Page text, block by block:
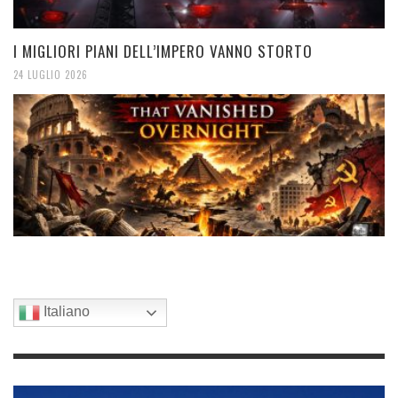
I MIGLIORI PIANI DELL’IMPERO VANNO STORTO
24 LUGLIO 2026
Italiano